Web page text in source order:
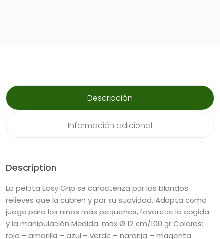
Descripción
Información adicional
Description
La pelota Easy Grip se caracteriza por los blandos
relieves que la cubren y por su suavidad. Adapta como
juego para los niños más pequeños, favorece la cogida
y la manipulación Medida: max Ø 12 cm/100 grColores:
roja – amarilla – azul – verde – naranja – magenta